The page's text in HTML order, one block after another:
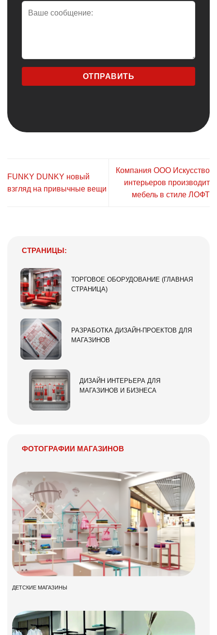
СТРАНИЦЫ:
ТОРГОВОЕ ОБОРУДОВАНИЕ (ГЛАВНАЯ
СТРАНИЦА)
РАЗРАБОТКА ДИЗАЙН-ПРОЕКТОВ ДЛЯ
МАГАЗИНОВ
ДИЗАЙН ИНТЕРЬЕРА ДЛЯ
МАГАЗИНОВ И БИЗНЕСА
ФОТОГРАФИИ МАГАЗИНОВ
ДЕТСКИЕ МАГАЗИНЫ
FUNKY DUNKY новый
взгляд на привычные вещи
Компания ООО Искусство
интерьеров производит
мебель в стиле ЛОФТ